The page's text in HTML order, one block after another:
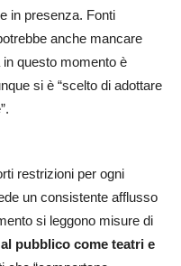
in presenza. Fonti
anche mancare
in questo momento è
si è “scelto di adottare
restrizioni per ogni
un consistente afflusso
si leggono misure di
pubblico come teatri e